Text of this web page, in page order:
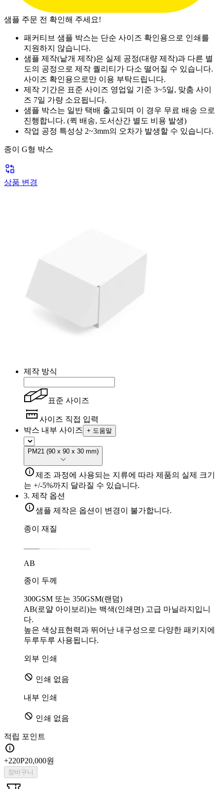
샘플 주문 전 확인해 주세요!
패커티브 샘플 박스는 단순 사이즈 확인용으로 인쇄를
지원하지 않습니다.
샘플 제작(낱개 제작)은 실제 공정(대량 제작)과 다른 별
도의 공정으로 제작 퀄리티가 다소 떨어질 수 있습니다.
사이즈 확인용으로만 이용 부탁드립니다.
제작 기간은 표준 사이즈 영업일 기준 3~5일, 맞춤 사이
즈 7일 가량 소요됩니다.
샘플 박스는 일반 택배 출고되며 이 경우 무료 배송 으로
진행합니다. (퀵 배송, 도서산간 별도 비용 발생)
작업 공정 특성상 2~3mm의 오차가 발생할 수 있습니다.
종이 G형 박스
상품 변경
제작 방식
표준 사이즈
사이즈 직접 입력
박스 내부 사이즈 + 도움말
PM21 (90 x 90 x 30 mm)
제조 과정에 사용되는 지류에 따라 제품의 실제 크기
는 +/-5%까지 달라질 수 있습니다.
3. 제작 옵션
샘플 제작은 옵션이 변경이 불가합니다.
종이 재질
AB
종이 두께
300GSM 또는 350GSM(랜덤)
AB(로얄 아이보리)는 백색(인쇄면) 고급 마닐라지입니
다.
높은 색상표현력과 뛰어난 내구성으로 다양한 패키지에
두루두루 사용됩니다.
외부 인쇄
인쇄 없음
내부 인쇄
인쇄 없음
적립 포인트
+220P20,000원
장바구니